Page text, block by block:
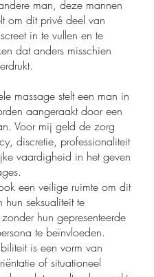
man, deze mannen
om dit privé deel van
in te vullen en te
dat anders misschien
massage stelt een man in
aangeraakt door een
Voor mij geld de zorg
discretie, professionaliteit
vaardigheid in het geven
een veilige ruimte om dit
hun seksualiteit te
hun gepresenteerde
te beïnvloeden.
is een vorm van
of situationeel